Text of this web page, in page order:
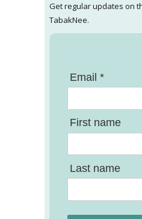
Get regular updates on
TabakNee.
Email *
First name
Last name